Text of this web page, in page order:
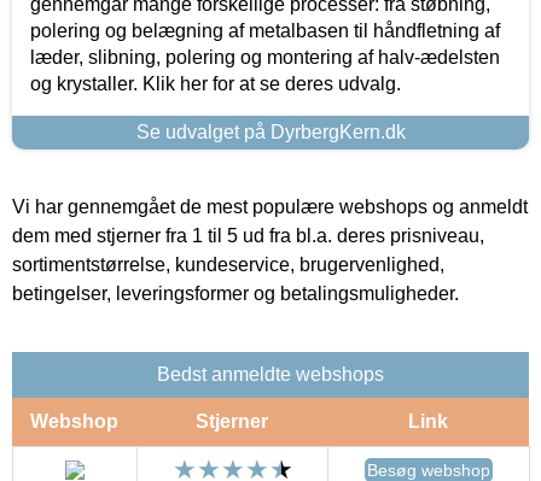
polering og belægning af metalbasen til håndfletning af
læder, slibning, polering og montering af halv-ædelsten
og krystaller. Klik her for at se deres udvalg.
Se udvalget på DyrbergKern.dk
Vi har gennemgået de mest populære webshops og anmeldt
dem med stjerner fra 1 til 5 ud fra bl.a. deres prisniveau,
sortimentstørrelse, kundeservice, brugervenlighed,
betingelser, leveringsformer og betalingsmuligheder.
Bedst anmeldte webshops
Webshop Stjerner Link
Besøg webshop